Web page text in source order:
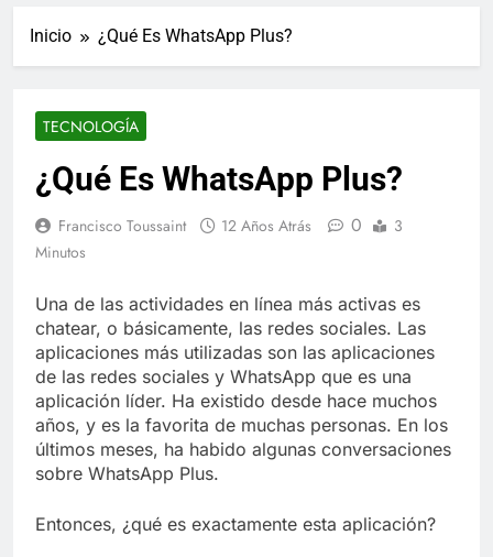
realizan arrestos
Estados Unidos de
7 Años Atrás
Los últimos paquetes
restaurador, Carl Ruiz,
muere a los 44 años
7 Años Atrás
La familia Kennedy
entierra a otro
Testo a Precios
Especiales en México,
Chile, Argentina,
Colombia, Perú ,
Ecuador, Costa Rica y
Más
7 Años Atrás
Veona Skin Care
Crema Precios –
Descuentos Masivos
en Línea
7 Años Atrás
Pharma Flex RX en
México – Descuentos
lleva a lugares
Inicio ¿Qué Es WhatsApp Plus?
TECNOLOGÍA
¿Qué Es WhatsApp Plus?
Francisco Toussaint 12 Años Atrás 0
3
Minutos
Una de las actividades en línea más activas es
chatear, o básicamente, las redes sociales. Las
aplicaciones más utilizadas son las aplicaciones
de las redes sociales y WhatsApp que es una
aplicación líder. Ha existido desde hace muchos
años, y es la favorita de muchas personas. En los
últimos meses, ha habido algunas conversaciones
sobre WhatsApp Plus.
Entonces, ¿qué es exactamente esta aplicación?